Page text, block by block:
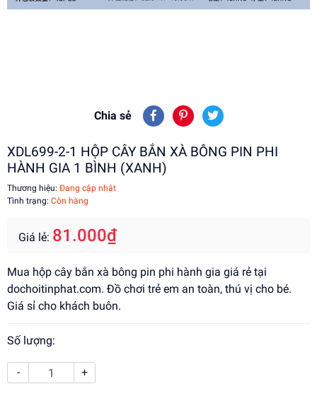
Chia sẻ
XDL699-2-1 HỘP CÂY BẮN XÀ BÔNG PIN PHI
HÀNH GIA 1 BÌNH (XANH)
Thương hiệu: Đang cập nhật
Tình trạng: Còn hàng
Giá lẻ: 81.000₫
Mua hộp cây bắn xà bông pin phi hành gia giá rẻ tại
dochoitinphat.com. Đồ chơi trẻ em an toàn, thú vị cho bé.
Giá sỉ cho khách buôn.
Số lượng:
- +